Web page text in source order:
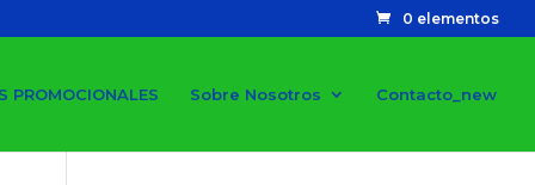
0 elementos
PROMOCIONALES Sobre Nosotros Contacto_new